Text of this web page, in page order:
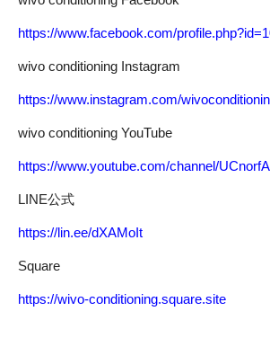
https://www.facebook.com/
wivo conditioning Instagram
https://www.instagram.com/
wivo conditioning YouTube
https://www.youtube.com/channel/
LINE公式
https://lin.ee/dXAMoIt
Square
https://wivo-conditioning.square.site